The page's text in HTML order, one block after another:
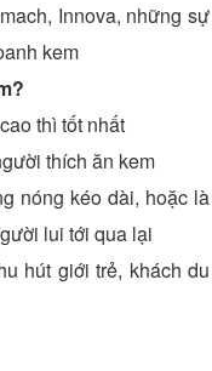
Innova, những sự
kem
thì tốt nhất
thích ăn kem
nóng kéo dài, hoặc là
lui tới qua lại
hút giới trẻ, khách du